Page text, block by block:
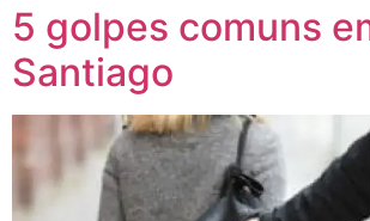
5 golpes comuns
Santiago